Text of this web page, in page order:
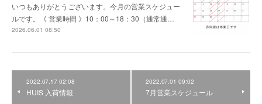
いつもありがとうございます。今月の営業スケジュー
ルです。《 営業時間 》10：00～18：30（通常通…
2026.06.01 08:50
2022.07.17 02:08
HUIS 入荷情報
2022.07.01 09:02
7月営業スケジュール